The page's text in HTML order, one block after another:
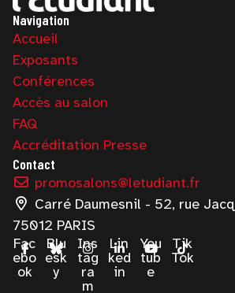
Navigation
Accueil
Exposants
Conférences
Accès au salon
FAQ
Accréditation Presse
Contact
promosalons@letudiant.fr
Carré Daumesnil - 52, rue
75012 PARIS
Fac
ebo
ok
Blu
esk
y
Ins
tag
ra
m
Lin
ked
in
You
tub
e
Tik
Tok